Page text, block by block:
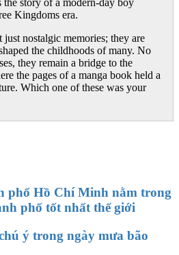
Kingdoms era.
just nostalgic memories; they are
the childhoods of many. No
they remain a bridge to the
the pages of a manga book held a
Which one of these was your
phố Hồ Chí Minh nằm trong
phố tốt nhất thế giới
ý trong ngày mưa bão